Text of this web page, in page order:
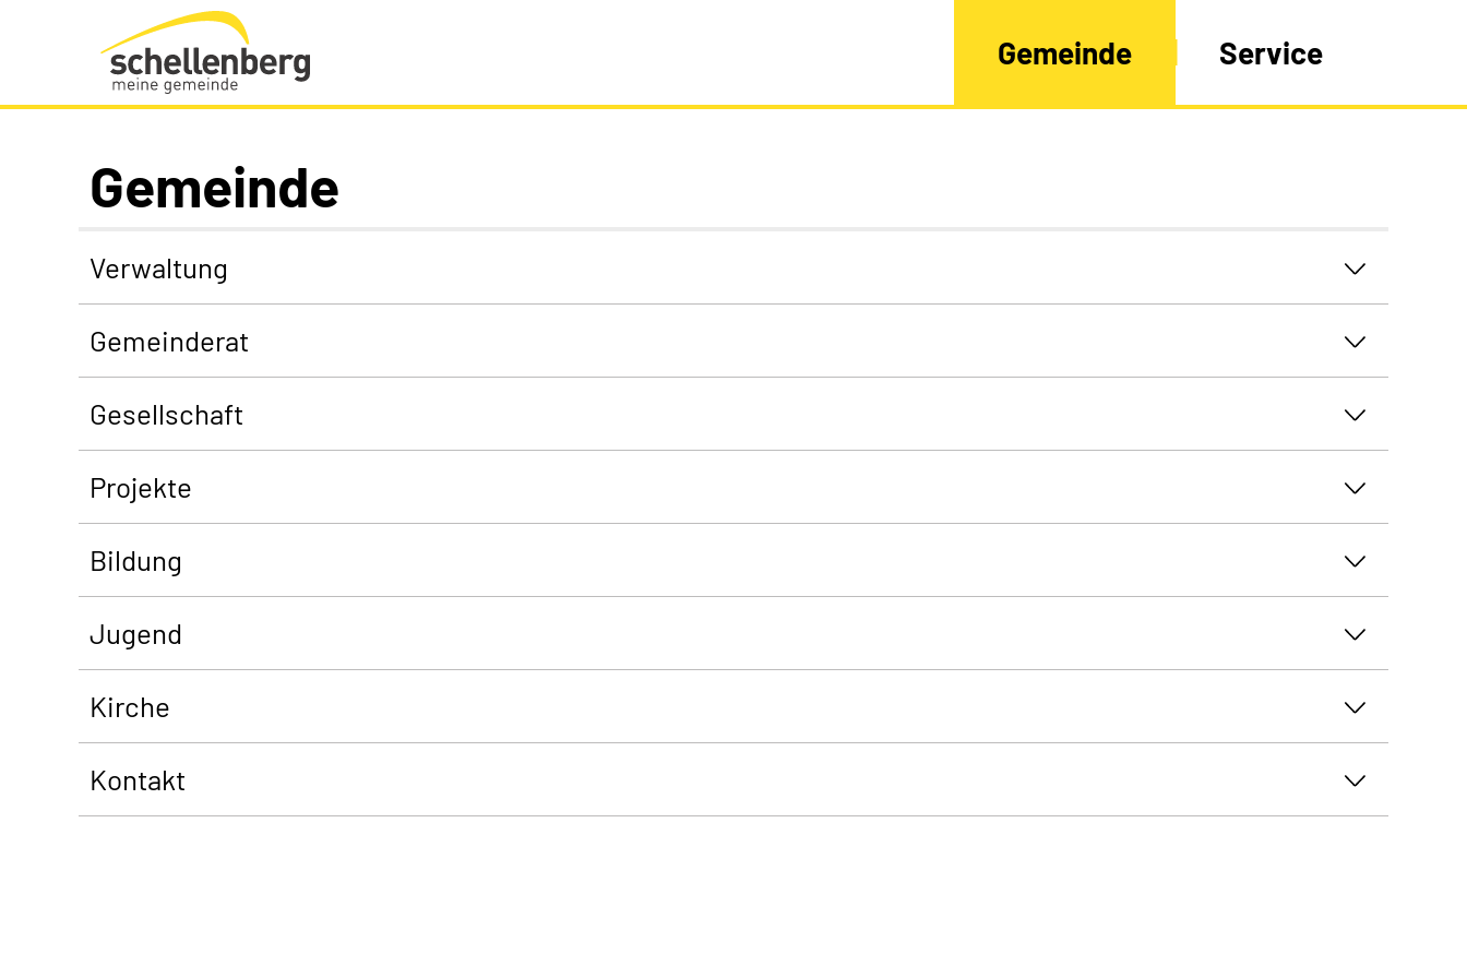
Gemeinde Schellenberg Startseite
Gemeinde Service
Gemeinde
Verwaltung
Gemeinderat
Gesellschaft
Projekte
Bildung
Jugend
Kirche
Kontakt